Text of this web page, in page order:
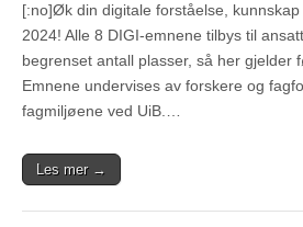
[:no]Øk din digitale forståelse,
2024! Alle 8 DIGI-emnene tilbys til
begrenset antall plasser, så her gjelder
Emnene undervises av forskere og
fagmiljøene ved UiB.…
Les mer →